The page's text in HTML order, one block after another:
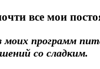
все мои
моих программ
со сладким.